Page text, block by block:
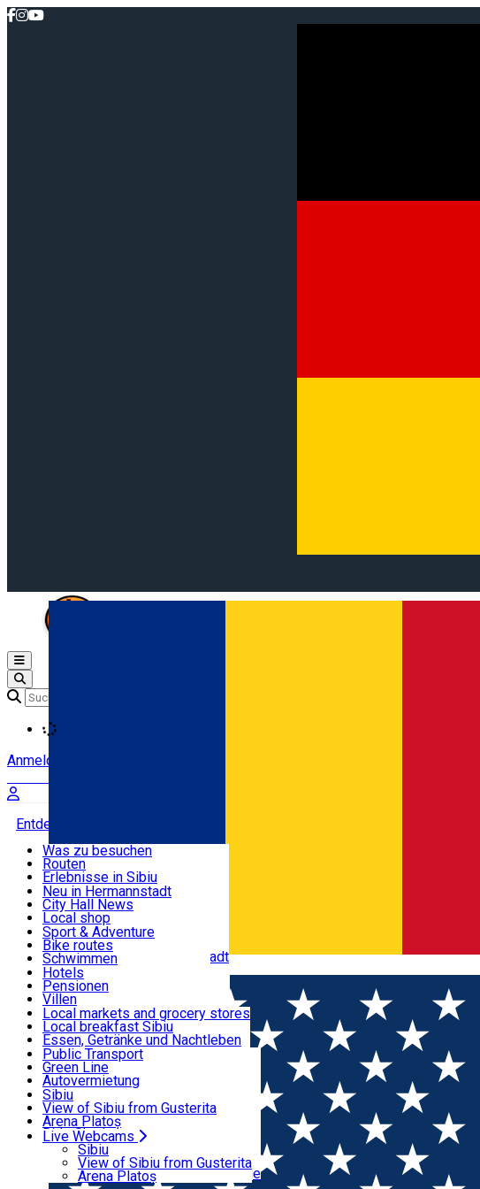
Română
Open main menu
Anmeldung
Entdecke
Nützliche informationen
Aktivitäten & Abenteuer
Unterkunft
Essen, Getränke & Nachtleben
Transport & Parken
Live Webcams
Was zu besuchen
Routen
Erlebnisse in Sibiu
Podcast
Kultur
Museen
Kirchen
Parks, Zoo
Im Umkreis von Hermannstadt
Neu in Hermannstadt
City Hall News
Local shop
Sibiu Handwerker
Sibiul Verde
Public services
Bildung
Wie komme ich nach Sibiu?
Touristeninfo
Reiseführer
Guided tours
Local publication
Schönheitssalon
Sport & Adventure
Bike routes
Schwimmen
Reiten
Fitnessstudio
Loc de joacă indoor
Loc de joacă outdoor
Ski
Eislaufen
Yoga
Hotels
Pensionen
Villen
Hostels
Motels
Camping
Zimmer zu vermieten
Wohnungen
Unterkunft außerhalb von Sibiu
Local markets and grocery stores
Local breakfast Sibiu
Essen, Getränke und Nachtleben
Pizza
Fast Food
Kaffeestube
Konditorei
Pub, Bar
Nachtclubs
Bäckerei
Public Transport
Green Line
Autovermietung
Fahrad verleih
Scooter rentals
Taxi
Ride Sharing
Park-Tickets
Parkplätze
Ladestationen für Elektrofahrzeuge
Sibiu
View of Sibiu from Gusterita
Arena Platoș
Live Webcams
Sibiu
View of Sibiu from Gusterita
Arena Platoș
Home Press release Programări pentr...torilor de iarnă